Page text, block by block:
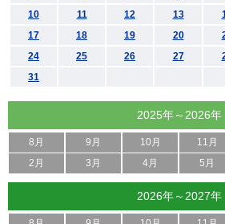
10
11 12 13
17
18 19 20
24
25 26 27
31
2025年～2026年
8月 9月 10月 11月
2月
3月 4月 5月
2026年～2027年